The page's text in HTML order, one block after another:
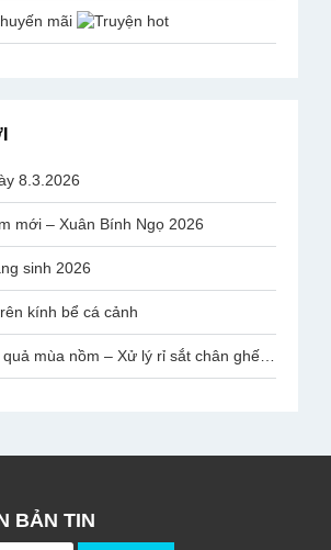
mãi
8.3.2026
mới – Xuân Bính Ngọ 2026
sinh 2026
kính bể cá cảnh
BẢN TIN